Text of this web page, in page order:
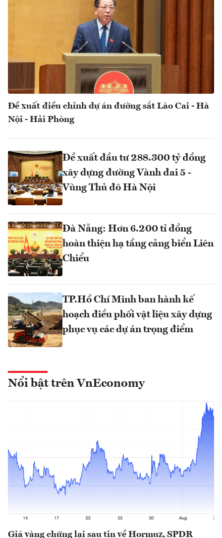
Đề xuất điều chỉnh dự án đường sắt Lào Cai - Hà
Nội - Hải Phòng
Đề xuất đầu tư 288.300 tỷ đồng
xây dựng đường Vành đai 5 -
Vùng Thủ đô Hà Nội
Đà Nẵng: Hơn 6.200 tỉ đồng
hoàn thiện hạ tầng cảng biển Liên
Chiểu
TP.Hồ Chí Minh ban hành kế
hoạch điều phối vật liệu xây dựng
phục vụ các dự án trọng điểm
Nổi bật trên VnEconomy
Giá vàng chững lại sau tin về Hormuz, SPDR